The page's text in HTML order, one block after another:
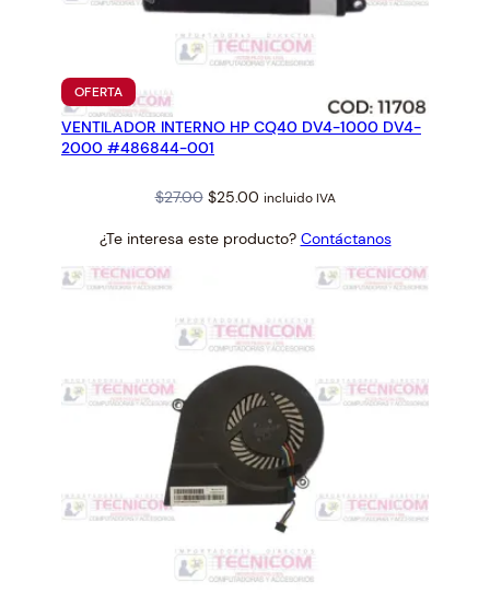
OFERTAPRODUCTO
EN
OFERTA
VENTILADOR INTERNO HP CQ40 DV4-1000 DV4-
2000 #486844-001
$27.00 Original
was:
$25.00Current
is:
incluido IVA
¿Te interesa este producto? Contáctanos